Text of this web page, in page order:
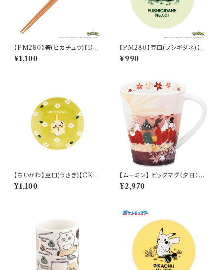
【PM280】箸(ピカチュウ)【Dail
y Sketch】PM284-840
¥1,100
【PM280】豆皿(フシギダネ)【D
aily Sketch】PM281-333
¥990
【ちいかわ】豆皿(うさぎ)【CKW
20】CKW23-333
¥1,100
【ムーミン】 ビッグマグ（夕日）
【MM3200】
¥2,970